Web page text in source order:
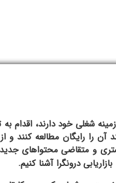
خود دارند، اقدام به
آن را رایگان مطالعه کنند و
و متقاضی محتواهای جدید
درونگرا آشنا کنیم.